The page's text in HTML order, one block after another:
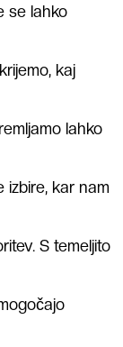
se lahko
kaj
lahko
izbire, kar nam
S temeljito